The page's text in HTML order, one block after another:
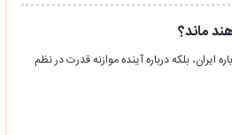
ماند؟
بلکه درباره آینده موازنه قدرت در نظم